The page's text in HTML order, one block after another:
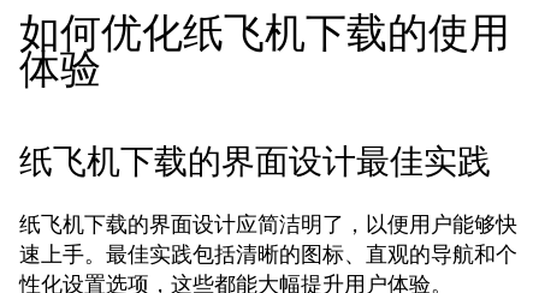
如何优化纸飞机下载的使用
体验
纸飞机下载的界面设计最佳实践
纸飞机下载的界面设计应简洁明了，以便用户能够快
速上手。最佳实践包括清晰的图标、直观的导航和个
性化设置选项，这些都能大幅提升用户体验。